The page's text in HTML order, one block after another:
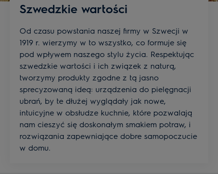
Szwedzkie wartości
Od czasu powstania naszej firmy w Szwecji w
1919 r. wierzymy w to wszystko, co formuje się
pod wpływem naszego stylu życia. Respektując
szwedzkie wartości i ich związek z naturą,
tworzymy produkty zgodne z tą jasno
sprecyzowaną ideą: urządzenia do pielęgnacji
ubrań, by te dłużej wyglądały jak nowe,
intuicyjne w obsłudze kuchnie, które pozwalają
nam cieszyć się doskonałym smakiem potraw, i
rozwiązania zapewniające dobre samopoczucie
w domu.